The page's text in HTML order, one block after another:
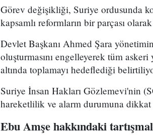
Görev değişikliği, Suriye ordusunda
kapsamlı reformların bir parçası
Devlet Başkanı Ahmed Şara
oluşturmasını engelleyerek tüm
altında toplamayı hedeflediği
Suriye İnsan Hakları Gözlemevi'nin
hareketlilik ve alarm durumuna
Ebu Amşe hakkındaki